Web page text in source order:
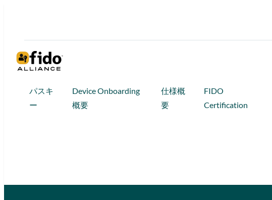
パスキ
ー
Device Onboarding
概要
仕様概
要
FIDO
Certification